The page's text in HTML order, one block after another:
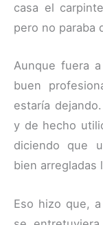
casa el
pero no paraba
Aunque fuera
buen
estaría
y de hecho
diciendo que
bien arregladas
Eso hizo que,